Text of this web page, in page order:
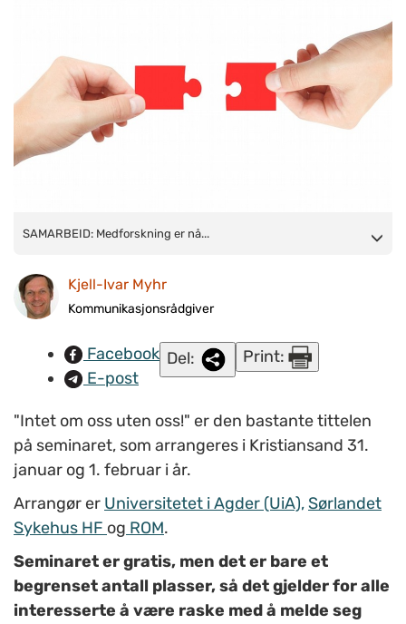
SAMARBEID: Medforskning er når brukere og forskere går
ww.colourbox.no
SAMARBEID: Medforskning er nå...
Kjell-Ivar Myhr
Kommunikasjonsrådgiver
Facebook
E-post
Del: Print:
"Intet om oss uten oss!" er den bastante tittelen
på seminaret, som arrangeres i Kristiansand 31.
januar og 1. februar i år.
Arrangør er Universitetet i Agder (UiA), Sørlandet
Sykehus HF og ROM.
Seminaret er gratis, men det er bare et
begrenset antall plasser, så det gjelder for alle
interesserte å være raske med å melde seg